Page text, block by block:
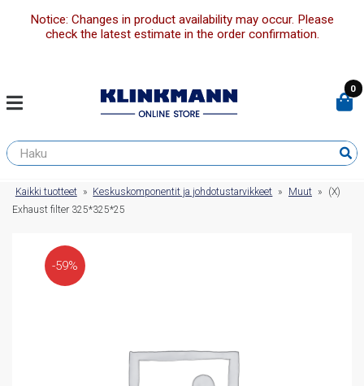
Notice: Changes in product availability may occur. Please
check the latest estimate in the order confirmation.
0
Kaikki tuotteet » Keskuskomponentit ja johdotustarvikkeet » Muut »
(X)
Exhaust filter 325*325*25
-59%